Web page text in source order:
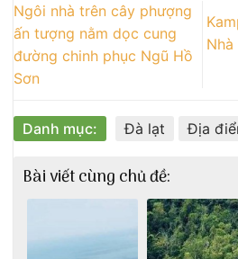
Ngôi nhà trên cây phượng
ấn tượng nằm dọc cung
đường chinh phục Ngũ Hồ
Sơn
Danh mục: Đà lạt Địa
Bài viết cùng chủ đề: